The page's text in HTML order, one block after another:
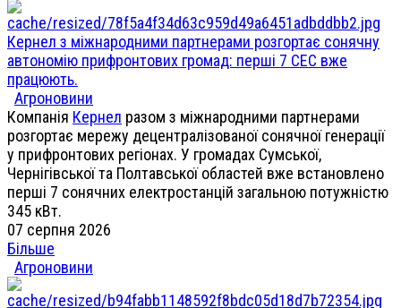
Кернел з міжнародними партнерами розгортає сонячну
автономію прифронтових громад: перші 7 СЕС вже
працюють.
Агроновини
Компанія Кернел разом з міжнародними партнерами
розгортає мережу децентралізованої сонячної генерації
у прифронтових регіонах. У громадах Сумської,
Чернігівської та Полтавської областей вже встановлено
перші 7 сонячних електростанцій загальною потужністю
345 кВт.
07 серпня 2026
Більше
Агроновини